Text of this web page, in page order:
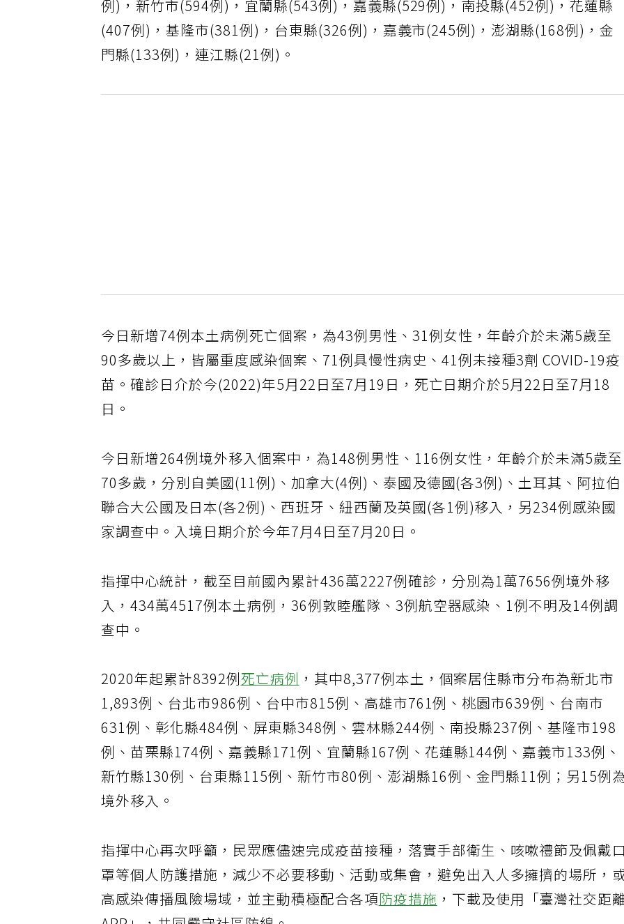
例)，新竹市(594例)，宜蘭縣(543例)，嘉義縣(529例)，南投縣(452例)，花蓮縣
(407例)，基隆市(381例)，台東縣(326例)，嘉義市(245例)，澎湖縣(168例)，金
門縣(133例)，連江縣(21例)。
今日新增74例本土病例死亡個案，為43例男性、31例女性，年齡介於未滿5歲至
90多歲以上，皆屬重度感染個案、71例具慢性病史、41例未接種3劑 COVID-19疫
苗。確診日介於今(2022)年5月22日至7月19日，死亡日期介於5月22日至7月18
日。
今日新增264例境外移入個案中，為148例男性、116例女性，年齡介於未滿5歲至
70多歲，分別自美國(11例)、加拿大(4例)、泰國及德國(各3例)、土耳其、阿拉伯
聯合大公國及日本(各2例)、西班牙、紐西蘭及英國(各1例)移入，另234例感染國
家調查中。入境日期介於今年7月4日至7月20日。
指揮中心統計，截至目前國內累計436萬2227例確診，分別為1萬7656例境外移
入，434萬4517例本土病例，36例敦睦艦隊、3例航空器感染、1例不明及14例調
查中。
2020年起累計8392例死亡病例 ，其中8,377例本土，個案居住縣市分布為新北市
1,893例、台北市986例、台中市815例、高雄市761例、桃園市639例、台南市
631例、彰化縣484例、屏東縣348例、雲林縣244例、南投縣237例、基隆市198
例、苗栗縣174例、嘉義縣171例、宜蘭縣167例、花蓮縣144例、嘉義市133例、
新竹縣130例、台東縣115例、新竹市80例、澎湖縣16例、金門縣11例；另15例為
境外移入。
指揮中心再次呼籲，民眾應儘速完成疫苗接種，落實手部衛生、咳嗽禮節及佩戴口
罩等個人防護措施，減少不必要移動、活動或集會，避免出入人多擁擠的場所，
高感染傳播風險場域，並主動積極配合各項防疫措施 ，下載及使用「臺灣社交距